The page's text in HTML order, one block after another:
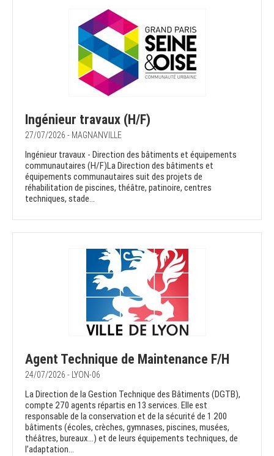
Ingénieur travaux (H/F)
27/07/2026 - MAGNANVILLE
Ingénieur travaux - Direction des bâtiments et équipements
communautaires (H/F)La Direction des bâtiments et
équipements communautaires suit des projets de
réhabilitation de piscines, théâtre, patinoire, centres
techniques, stade...
Agent Technique de Maintenance F/H
24/07/2026 - LYON-06
La Direction de la Gestion Technique des Bâtiments (DGTB),
compte 270 agents répartis en 13 services. Elle est
responsable de la conservation et de la sécurité de 1 200
bâtiments (écoles, crèches, gymnases, piscines, musées,
théâtres, bureaux…) et de leurs équipements techniques, de
l’adaptation...